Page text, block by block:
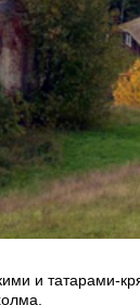
и татарами-